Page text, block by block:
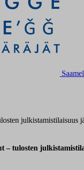
julkistamistilaisuus
tulosten